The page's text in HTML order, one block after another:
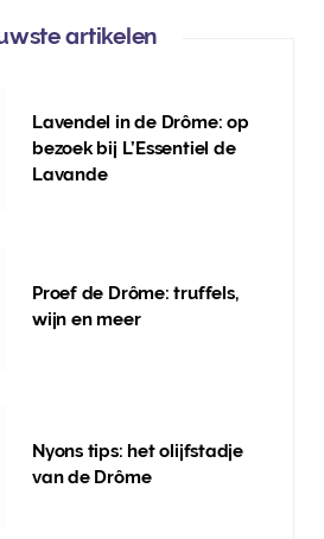
artikelen
Lavendel in de Drôme: op
bezoek bij L’Essentiel de
Lavande
Proef de Drôme: truffels,
wijn en meer
Nyons tips: het olijfstadje
van de Drôme